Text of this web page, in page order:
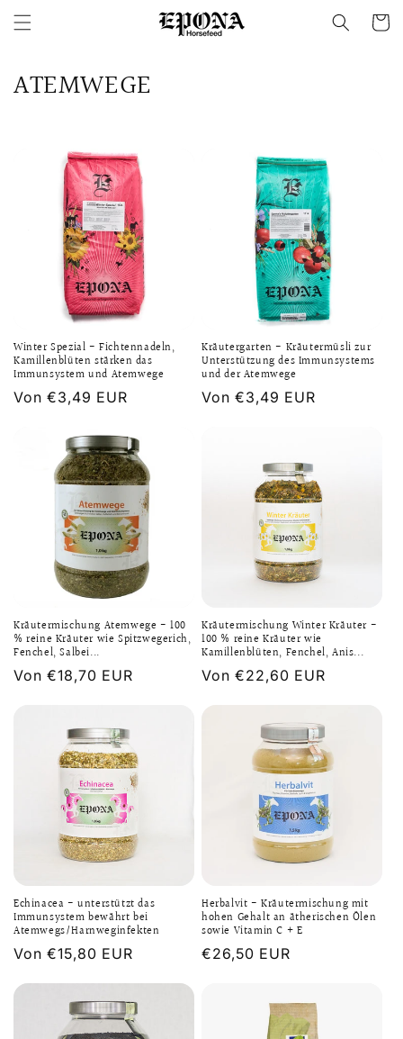
zum
Inhalt
K
i
e
:
ATEMWEGE
Winter Spezial - Fichtennadeln,
Kamillenblüten stärken das
Immunsystem und Atemwege
Normaler
Von €3,49 EUR
Kräutergarten - Kräutermüsli zur
Unterstützung des Immunsystems
und der Atemwege
Normaler
Von €3,49 EUR
Kräutermischung Atemwege - 100
% reine Kräuter wie Spitzwegerich,
Fenchel, Salbei...
Normaler
Von €18,70 EUR
Kräutermischung Winter Kräuter -
100 % reine Kräuter wie
Kamillenblüten, Fenchel, Anis...
Normaler
Von €22,60 EUR
Echinacea - unterstützt das
Immunsystem bewährt bei
Atemwegs/Harnweginfekten
Normaler
Von €15,80 EUR
Herbalvit - Kräutermischung mit
hohen Gehalt an ätherischen Ölen
sowie Vitamin C + E
Normaler
€26,50 EUR